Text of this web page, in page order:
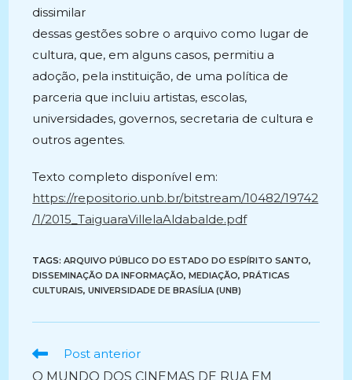
dissimilar
dessas gestões sobre o arquivo como lugar de
cultura, que, em alguns casos, permitiu a
adoção, pela instituição, de uma política de
parceria que incluiu artistas, escolas,
universidades, governos, secretaria de cultura e
outros agentes.
Texto completo disponível em:
https://repositorio.unb.br/bitstream/10482/19742
/1/2015_TaiguaraVillelaAldabalde.pdf
TAGS:ARQUIVO PÚBLICO DO ESTADO DO ESPÍRITO SANTO,
DISSEMINAÇÃO DA INFORMAÇÃO, MEDIAÇÃO, PRÁTICAS
CULTURAIS, UNIVERSIDADE DE BRASÍLIA (UNB)
Ler
Post anterior
O MUNDO DOS CINEMAS DE RUA EM